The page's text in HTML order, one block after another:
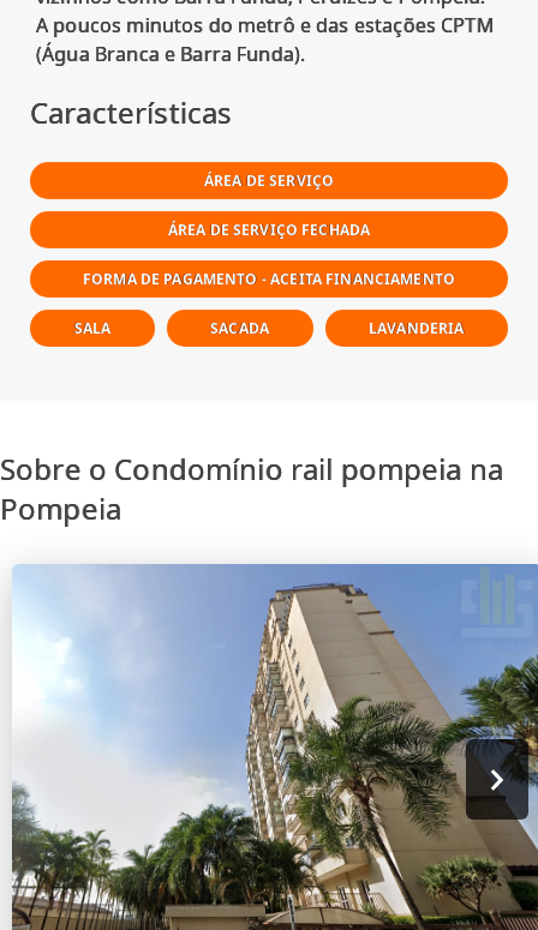
A poucos minutos do metrô e das estações CPTM
Características
ÁREA DE SERVIÇO
ÁREA DE SERVIÇO FECHADA
FORMA DE PAGAMENTO - ACEITA FINANCIAMENTO
SALA SACADA LAVANDERIA
Sobre o Condomínio rail pompeia na
Pompeia